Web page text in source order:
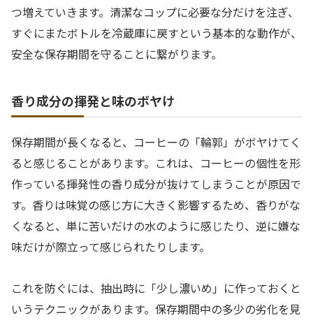
つ増えていきます。清潔なコップに必要な分だけを注ぎ、
すぐにまたボトルを冷蔵庫に戻すという基本的な動作が、
安全な保存期間を守ることに繋がります。
香り成分の揮発と味のボヤけ
保存期間が長くなると、コーヒーの「輪郭」がボヤけてく
ると感じることがあります。これは、コーヒーの個性を形
作っている揮発性の香り成分が抜けてしまうことが原因で
す。香りは味覚の感じ方に大きく影響するため、香りがな
くなると、単に苦いだけの水のように感じたり、逆に嫌な
味だけが際立って感じられたりします。
これを防ぐには、抽出時に「少し濃いめ」に作っておくと
いうテクニックがあります。保存期間中の多少の劣化を見